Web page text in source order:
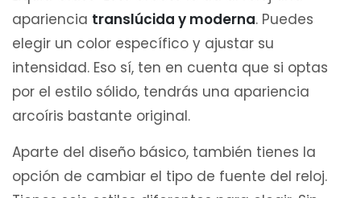
apariencia translúcida y moderna. Puedes
elegir un color específico y ajustar su
intensidad. Eso sí, ten en cuenta que si optas
por el estilo sólido, tendrás una apariencia
arcoíris bastante original.
Aparte del diseño básico, también tienes la
opción de cambiar el tipo de fuente del reloj.